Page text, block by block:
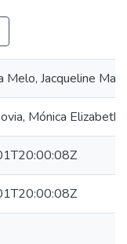
Melo, Jacqueline
Mónica Elizabeth